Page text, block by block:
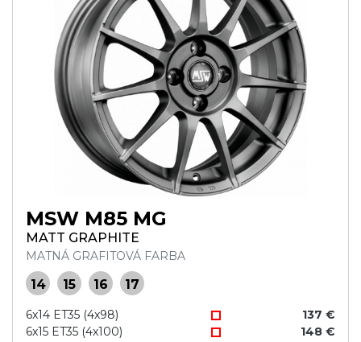
MSW M85 MG
MATT GRAPHITE
MATNÁ GRAFITOVÁ FARBA
14 15 16 17
6x14 ET35 (4x98)
137 €
6x15 ET35 (4x100)
148 €